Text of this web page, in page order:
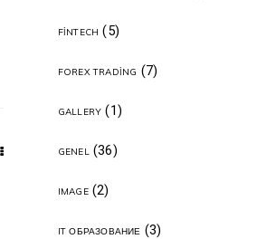
FINTECH (5)
FOREX TRADING (7)
GALLERY (1)
GENEL(36)
IMAGE(2)
IT ОБРАЗОВАНИЕ (3)